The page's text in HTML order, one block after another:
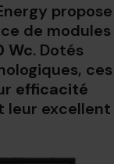
propose
de modules
Wc. Dotés
ces
efficacité
leur excellent